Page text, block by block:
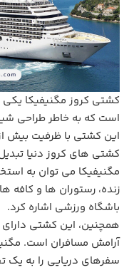
کشتی کروز مگنیفیکا یکی
است که به‌ خاطر طراحی
کشتی های کروز دنیا
مگنیفیکا می‌ توان به
زنده، رستوران ‌ها و کافه
باشگاه ورزشی اشاره کرد.
همچنین، این کشتی
آرامش مسافران است.
سفرهای دریایی را به یک